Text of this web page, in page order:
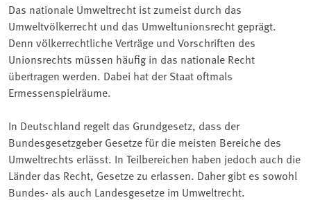
Das nationale Umweltrecht ist zumeist durch das
Umweltvölkerrecht und das Umweltunionsrecht geprägt.
Denn völkerrechtliche Verträge und Vorschriften des
Unionsrechts müssen häufig in das nationale Recht
übertragen werden. Dabei hat der Staat oftmals
Ermessenspielräume.
In Deutschland regelt das Grundgesetz, dass der
Bundesgesetzgeber Gesetze für die meisten Bereiche des
Umweltrechts erlässt. In Teilbereichen haben jedoch auch die
Länder das Recht, Gesetze zu erlassen. Daher gibt es sowohl
Bundes- als auch Landesgesetze im Umweltrecht.